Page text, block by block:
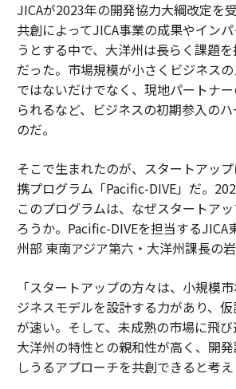
JICAが2023年の開発協力大綱改定を
共創によってJICA事業の成果やイン
うとする中で、大洋州は長らく課題
だった。市場規模が小さくビジネス
ではないだけでなく、現地パートナ
られるなど、ビジネスの初期参入の
のだ。
そこで生まれたのが、スタートアッ
携プログラム「Pacific-DIVE」だ。
このプログラムは、なぜスタートア
ろうか。Pacific-DIVEを担当するJICA
州部 東南アジア第六・大洋州課長の
「スタートアップの方々は、小規模
ジネスモデルを設計する力があり、
が速い。そして、未成熟の市場に飛び
大洋州の特性との親和性が高く、開
しうるアプローチを共創できると考え